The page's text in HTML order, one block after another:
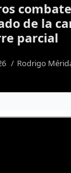
Tráiler
lateral de
chofer se
7 agosto, 2026